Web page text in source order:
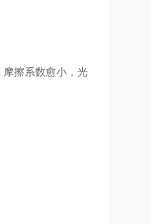
擦系数愈小，光